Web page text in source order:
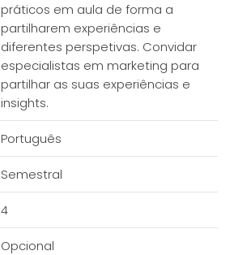
práticos em aula de forma a
partilharem experiências e
diferentes perspetivas. Convidar
especialistas em marketing para
partilhar as suas experiências e
insights.
Português
Semestral
4
Opcional